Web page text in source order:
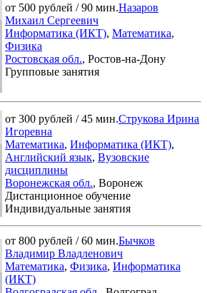
от 500 рублей / 90 мин.Назаров
Михаил Сергеевич
Информатика (ИКТ), Математика,
Физика
Ростовская обл., Ростов-на-Дону
Групповые занятия
от 300 рублей / 45 мин.Струкова Ирина
Игоревна
Математика, Информатика (ИКТ),
Английский язык, Вузовские
дисциплины
Воронежская обл., Воронеж
Дистанционное обучение
Индивидуальные занятия
от 800 рублей / 60 мин.Бычков
Владимир Владленович
Математика, Физика, Информатика
(ИКТ)